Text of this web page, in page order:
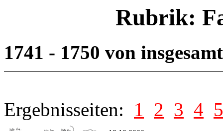
Rubrik:
1741 - 1750 von
Ergebnisseiten: 1 2 3 4 5